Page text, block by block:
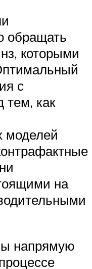
обращать
которыми
с
тем, как
моделей
на
напрямую